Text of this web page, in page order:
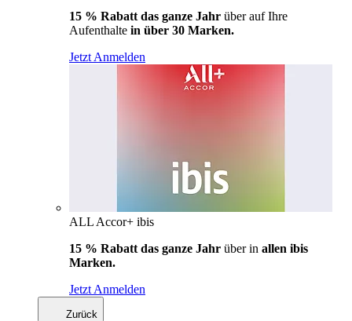
15 % Rabatt das ganze Jahr über auf Ihre
Aufenthalte in über 30 Marken.
Jetzt Anmelden
ALL Accor+ ibis
15 % Rabatt das ganze Jahr über in allen ibis
Marken.
Jetzt Anmelden
Zurück